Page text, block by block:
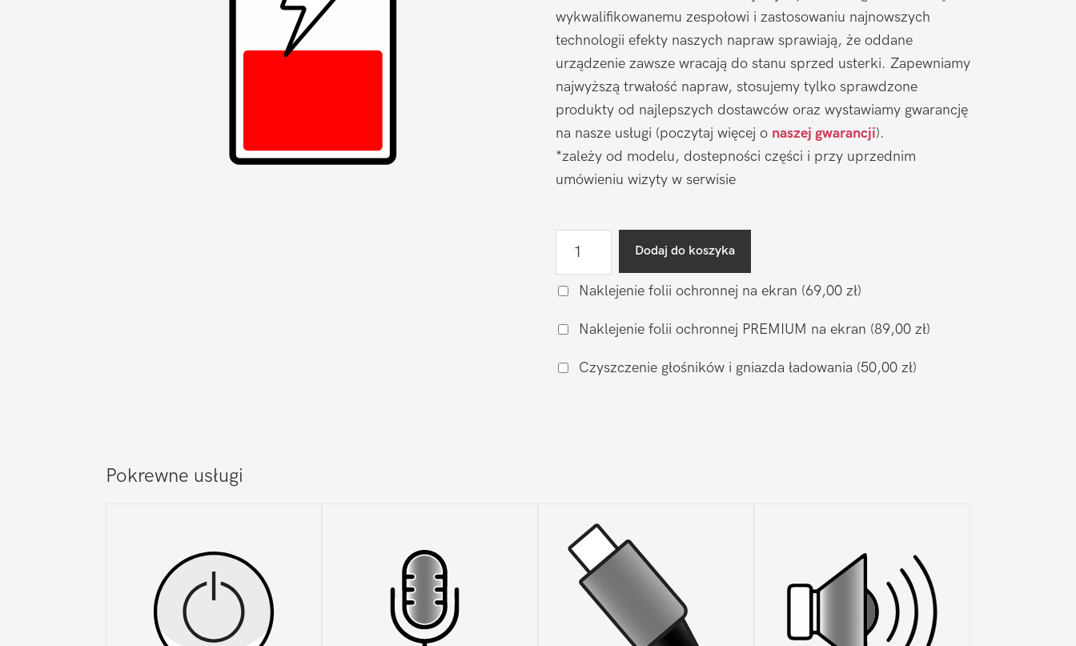
wykwalifikowanemu zespołowi i zastosowaniu najnowszych
technologii efekty naszych napraw sprawiają, że oddane
urządzenie zawsze wracają do stanu sprzed usterki. Zapewniamy
najwyższą trwałość napraw, stosujemy tylko sprawdzone
produkty od najlepszych dostawców oraz wystawiamy gwarancję
na nasze usługi (poczytaj więcej o naszej gwarancji).
*zależy od modelu, dostepności części i przy uprzednim
umówieniu wizyty w serwisie
baterii
oryginalną
Dodaj do koszyka
Naklejenie folii ochronnej na ekran (69,00 zł)
Naklejenie folii ochronnej PREMIUM na ekran (89,00 zł)
Czyszczenie głośników i gniazda ładowania (50,00 zł)
Pokrewne usługi